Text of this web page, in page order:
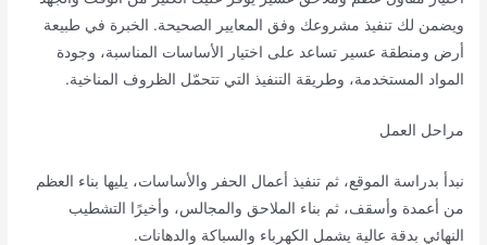
ويضمن لك تنفيذ مشروعك وفق المعايير الصحيحة. الخبرة في طبيعة
أرض ومنطقة عسير تساعد على اختيار الأساسات المناسبة، وجودة
المواد المستخدمة، وطريقة التنفيذ التي تتحمّل الظروف المناخية.
مراحل العمل
نبدأ بدراسة الموقع، ثم تنفيذ أعمال الحفر والأساسات، يليها بناء العظم
من أعمدة وأسقف، ثم بناء الملاحق والمجالس، وأخيرًا التشطيب
النهائي بدقة عالية يشمل الكهرباء والسباكة والدهانات.